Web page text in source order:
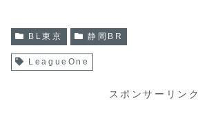
BL東京 静岡BR
LeagueOne
スポンサーリンク